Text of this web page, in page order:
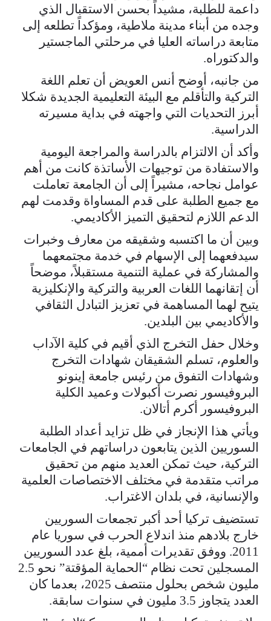
داعمة للطلبة، مشيداً بحسن الاستقبال الذي
وجده من أبناء مدينة ملاطية، ومؤكداً تطلعه إلى
متابعة دراساته العليا في مرحلتي الماجستير
والدكتوراه.
من جانبه، أوضح أنس العويض أن تعلم اللغة
التركية والتأقلم مع البيئة التعليمية الجديدة شكلا
أبرز التحديات التي واجهته في بداية مسيرته
الدراسية.
وأكد أن الالتزام بالدراسة والمراجعة اليومية
والاستفادة من توجيهات الأساتذة كانت من أهم
عوامل نجاحه، مشيراً إلى أن الجامعة تعاملت
مع جميع الطلبة على قدم المساواة وقدمت لهم
الدعم اللازم لتحقيق التميز الأكاديمي.
وبين أن ما اكتسبه وشقيقه من معارف وخبرات
سيدفعهما إلى الإسهام في خدمة مجتمعهما
والمشاركة في عملية التنمية مستقبلاً، موضحاً
أن إتقانهما اللغات العربية والتركية والإنكليزية
يتيح لهما المساهمة في تعزيز التبادل الثقافي
والأكاديمي بين البلدين.
وخلال حفل التخرج الذي أقيم في كلية الآداب
والعلوم، تسلم الشقيقان شهادات التخرج
وشهادات التفوق من رئيس جامعة إينونو
البروفيسور نصرت أكبولات وعميد الكلية
البروفيسور أكرم أتالان.
ويأتي هذا الإنجاز في ظل تزايد أعداد الطلبة
السوريين الذين يتابعون دراساتهم في الجامعات
التركية، حيث تمكن العديد منهم من تحقيق
مراتب متقدمة في مختلف الاختصاصات العلمية
والإنسانية، في بلدان الاغتراب.
تستضيف تركيا أحد أكبر تجمعات السوريين
خارج بلادهم منذ اندلاع الحرب في سوريا عام
2011. ووفق تقديرات أممية، بلغ عدد السوريين
المسجلين تحت نظام “الحماية المؤقتة” نحو 2.5
مليون شخص بحلول منتصف 2025، بعدما كان
العدد يتجاوز 3.5 مليون في سنوات سابقة.